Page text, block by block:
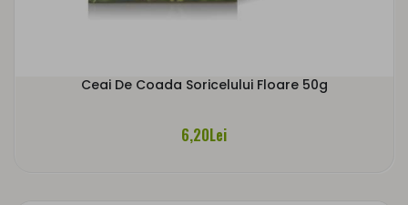
Ceai De Coada Soricelului Floare 50g
6,20Lei